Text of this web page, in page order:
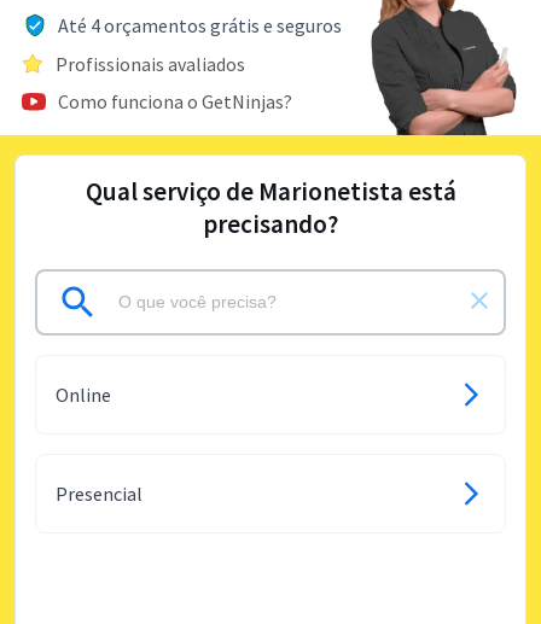
Até 4 orçamentos grátis e seguros
Profissionais avaliados
Como funciona o GetNinjas?
Qual serviço de Marionetista está
precisando?
Online
Presencial